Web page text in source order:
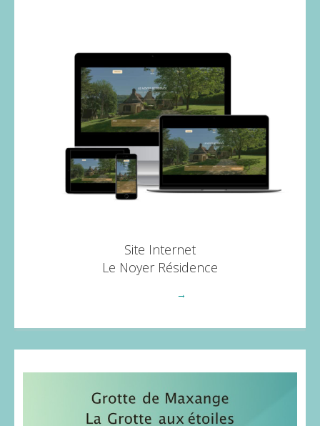
Site Internet
Le Noyer Résidence
→